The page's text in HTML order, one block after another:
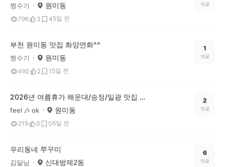
쩡수기 원미동
796 3 45일 전
댓글
부천 원미동 맛집 화양연화^^
쩡수기 원미동
492 2 1 5일 전
1
댓글
2026년 여름휴가 해운대/송정/일광 맛집 투어 go go 🎶
feel 🎶 ok 원미동
219 0 06일 전
2
댓글
우리동네 쭈꾸미
김달님 신대방제2동
6
댓글